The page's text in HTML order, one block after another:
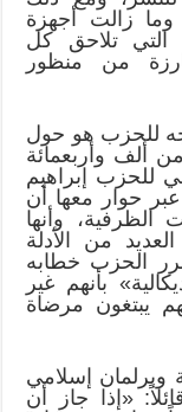
وما زالت أجهزة
التي تلاحق كل
من منظور
للحزب هو حول
ألف وأربعمائة
للحزب إبراهيم
عبر حوار معها أن
الظرفية، وأنها
من الأدلة
الحزب خطابه
بأنهم غير
يبتغون مرضاة
وبرلمان إسلامي
«إذا جاز أن